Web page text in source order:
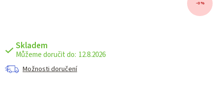
Skladem
12.8.2026
Možnosti doručení
–0 %